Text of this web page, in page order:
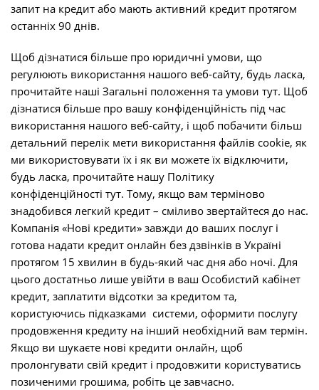
запит на кредит або мають активний кредит протягом
останніх 90 днів.
Щоб дізнатися більше про юридичні умови, що
регулюють використання нашого веб-сайту, будь ласка,
прочитайте наші Загальні положення та умови тут. Щоб
дізнатися більше про вашу конфіденційність під час
використання нашого веб-сайту, і щоб побачити більш
детальний перелік мети використання файлів cookie, як
ми використовувати їх і як ви можете їх відключити,
будь ласка, прочитайте нашу Політику
конфіденційності тут. Тому, якщо вам терміново
знадобився легкий кредит – сміливо звертайтеся до нас.
Компанія «Нові кредити» завжди до ваших послуг і
готова надати кредит онлайн без дзвінків в Україні
протягом 15 хвилин в будь-який час дня або ночі. Для
цього достатньо лише увійти в ваш Особистий кабінет
кредит, заплатити відсотки за кредитом та,
користуючись підказками системи, оформити послугу
продовження кредиту на інший необхідний вам термін.
Якщо ви шукаєте нові кредити онлайн, щоб
пролонгувати свій кредит і продовжити користуватись
позиченими грошима, робіть це завчасно.